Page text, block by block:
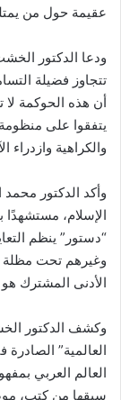
عقيمة حول من
ودعا الدكتور
تتجاوز فضيلة
أن هذه الحوكمة لا
يتفقوا على منظومة
والكراهية وازدراء
وأكد الدكتور
الإسلام، مستشهدًا
“دستور” ينظم
وغيرهم تحت مظلة
الأدنى المشترك هو
وكشف الدكتور
العالمية”
العالم العربي
سبقها من كتب،